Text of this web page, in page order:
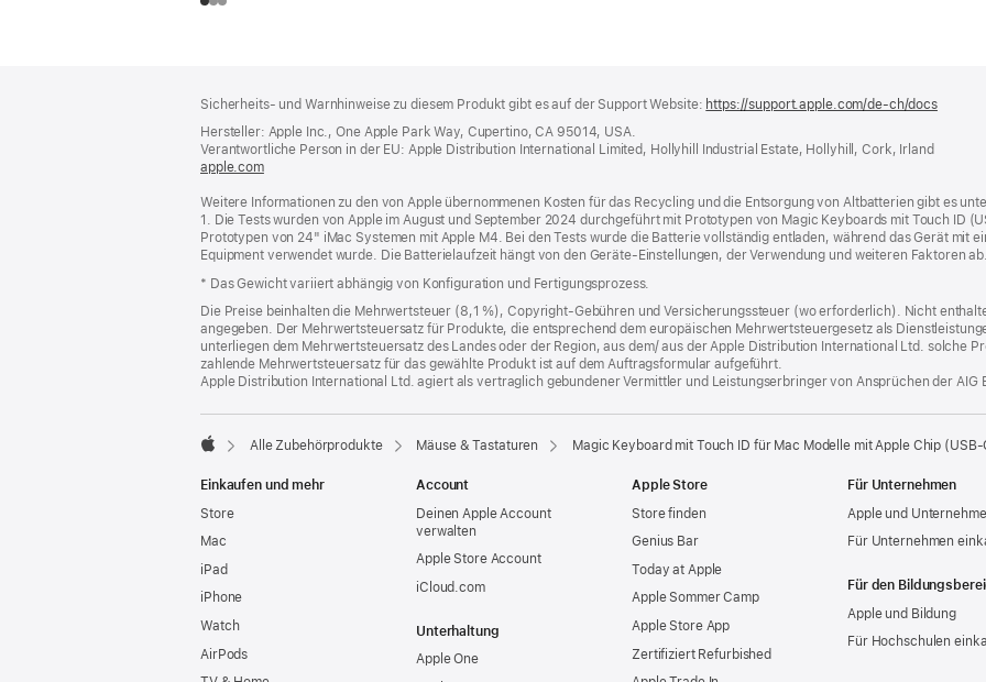
Sicherheits- und Warnhinweise zu diesem Produkt gibt es auf der Support Website: https://support.apple.com/de-ch/docs(öffnet
Hersteller: Apple Inc., One Apple Park Way, Cupertino, CA 95014, USA.
Verantwortliche Person in der EU: Apple Distribution International Limited, Hollyhill Industrial Estate, Hollyhill, Cork, Irland
apple.com(öffnet
neues
Fenster)
Weitere Informationen zu den von Apple übernommenen Kosten für das Recycling und die Entsorgung von Altbatterien gibt es
1. Die Tests wurden von Apple im August und September 2024 durchgeführt mit Prototypen von Magic Keyboards mit Touch ID
Prototypen von 24" iMac Systemen mit Apple M4. Bei den Tests wurde die Batterie vollständig entladen, während das Gerät mit
Equipment verwendet wurde. Die Batterielaufzeit hängt von den Geräte-Einstellungen, der Verwendung und weiteren Faktoren
* Das Gewicht variiert abhängig von Konfiguration und Fertigungsprozess.
Die Preise beinhalten die Mehrwertsteuer (8,1 %), Copyright-Gebühren und Versicherungssteuer (wo erforderlich). Nicht
angegeben. Der Mehrwertsteuersatz für Produkte, die entsprechend dem europäischen Mehrwertsteuergesetz als
unterliegen dem Mehrwertsteuersatz des Landes oder der Region, aus dem/ aus der Apple Distribution International Ltd. solche
zahlende Mehrwertsteuersatz für das gewählte Produkt ist auf dem Auftragsformular aufgeführt.
Apple Distribution International Ltd. agiert als vertraglich gebundener Vermittler und Leistungserbringer von Ansprüchen der AIG
Alle Zubehörprodukte Mäuse & Tastaturen Magic Keyboard mit Touch ID für Mac Modelle mit Apple Chip
Einkaufen und mehr
Store
Mac
iPad
iPhone
Watch
AirPods
Account
Deinen Apple Account
verwalten
Apple Store Account
iCloud.com
Unterhaltung
Apple One
Apple Store
Store finden
Genius Bar
Today at Apple
Apple Sommer Camp
Apple Store App
Zertifiziert Refurbished
Für Unternehmen
Apple und
Für Unternehmen
Für den
Apple und Bildung
Für Hochschulen